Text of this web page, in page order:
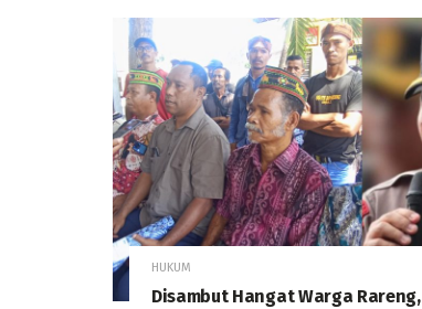
HUKUM
Disambut Hangat Warga Rareng,